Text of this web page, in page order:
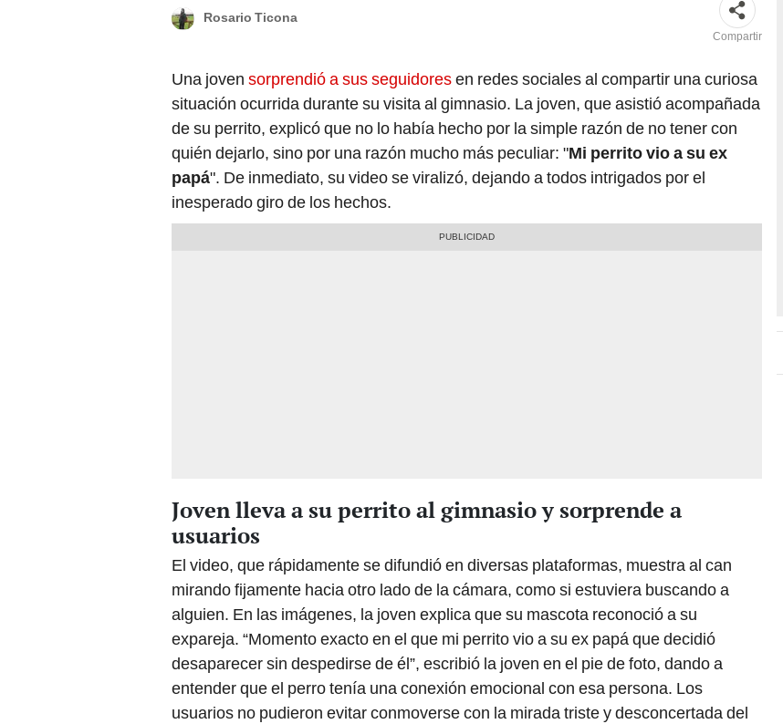
Rosario Ticona
Compartir
Una joven sorprendió a sus seguidoresen redes sociales al compartir una curiosa
situación ocurrida durante su visita al gimnasio. La joven, que asistió acompañada
de su perrito, explicó que no lo había hecho por la simple razón de no tener con
quién dejarlo, sino por una razón mucho más peculiar: "Mi perrito vio a su ex
papá". De inmediato, su video se viralizó, dejando a todos intrigados por el
inesperado giro de los hechos.
Joven lleva a su perrito al gimnasio y sorprende a
usuarios
El video, que rápidamente se difundió en diversas plataformas, muestra al can
mirando fijamente hacia otro lado de la cámara, como si estuviera buscando a
alguien. En las imágenes, la joven explica que su mascota reconoció a su
expareja. “Momento exacto en el que mi perrito vio a su ex papá que decidió
desaparecer sin despedirse de él”, escribió la joven en el pie de foto, dando a
entender que el perro tenía una conexión emocional con esa persona. Los
usuarios no pudieron evitar conmoverse con la mirada triste y desconcertada del